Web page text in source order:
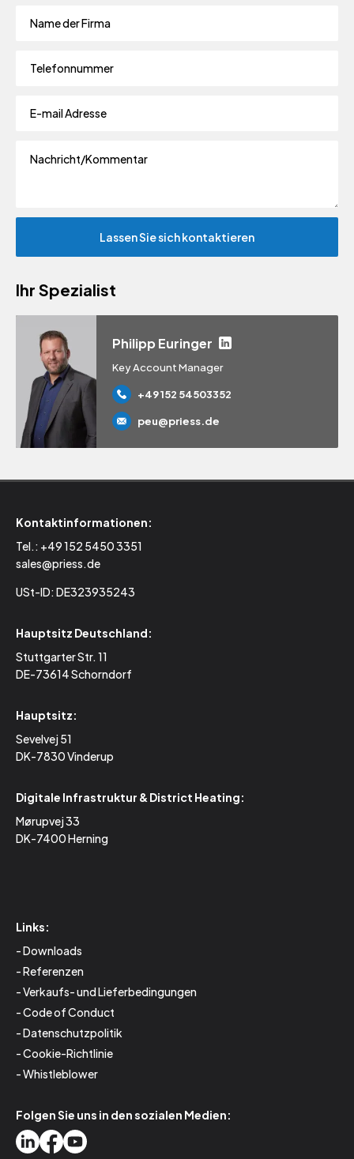
Ihr Spezialist
Philipp Euringer
Key Account Manager
+49 152 54503352
peu@priess.de
Kontaktinformationen:
Tel.: +49 152 5450 3351
sales@priess.de
USt-ID: DE323935243
Hauptsitz Deutschland:
Stuttgarter Str. 11
DE-73614 Schorndorf
Hauptsitz:
Sevelvej 51
DK-7830 Vinderup
Digitale Infrastruktur & District Heating:
Mørupvej 33
DK-7400 Herning
Links:
Downloads
Referenzen
Verkaufs- und Lieferbedingungen
Code of Conduct
Datenschutzpolitik
Cookie-Richtlinie
Whistleblower
Folgen Sie uns in den sozialen Medien: